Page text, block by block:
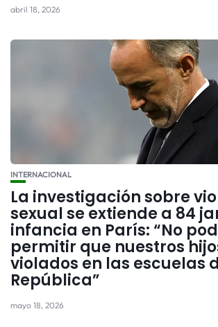
abril 18, 2026
INTERNACIONAL
La investigación sobre
sexual se extiende a 84
infancia en París: “No
permitir que nuestros
violados en las escuelas
República”
mayo 18, 2026